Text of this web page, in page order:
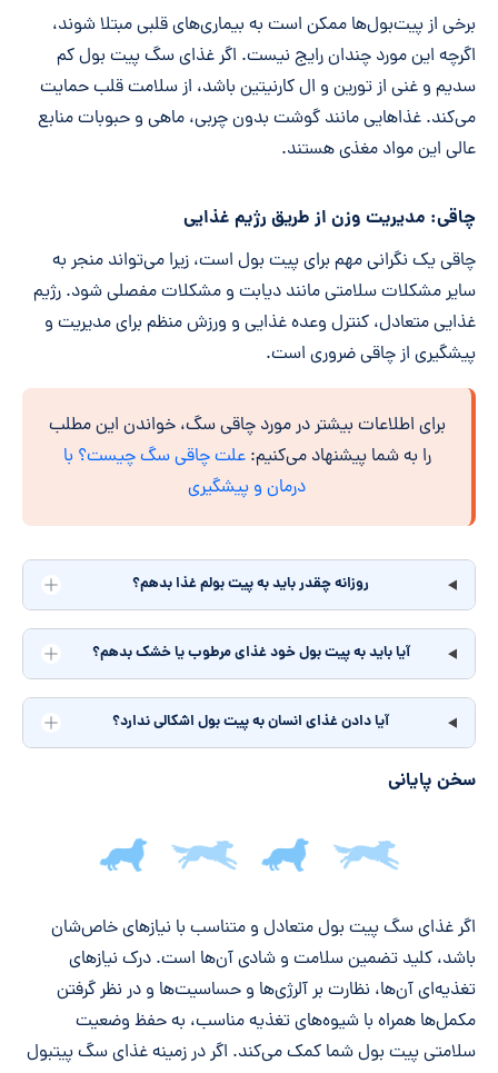
برخی از پیت‌بول‌ها ممکن است به بیماری‌های قلبی مبتلا شوند،
اگرچه این مورد چندان رایج نیست. اگر غذای سگ پیت بول کم
سدیم و غنی از تورین و ال کارنیتین باشد، از سلامت قلب حمایت
می‌کند. غذاهایی مانند گوشت بدون چربی، ماهی و حبوبات منابع
عالی این مواد مغذی هستند.
چاقی: مدیریت وزن از طریق رژیم غذایی
چاقی یک نگرانی مهم برای پیت بول است، زیرا می‌تواند منجر به
سایر مشکلات سلامتی مانند دیابت و مشکلات مفصلی شود. رژیم
غذایی متعادل، کنترل وعده غذایی و ورزش منظم برای مدیریت و
پیشگیری از چاقی ضروری است.
برای اطلاعات بیشتر در مورد چاقی سگ، خواندن این مطلب
را به شما پیشنهاد می‌کنیم:علت چاقی سگ چیست؟ با
درمان و پیشگیری
روزانه چقدر باید به پیت بولم غذا بدهم؟
آیا باید به پیت بول خود غذای مرطوب یا خشک بدهم؟
آیا دادن غذای انسان به پیت بول اشکالی ندارد؟
سخن پایانی
جمع‌بندی مقاله
اگر غذای سگ پیت بول متعادل و متناسب با نیازهای خاص‌شان
باشد، کلید تضمین سلامت و شادی آن‌ها است. درک نیازهای
تغذیه‌ای آ‌ن‌ها، نظارت بر آلرژی‌ها و حساسیت‌ها و در نظر گرفتن
مکمل‌ها همراه با شیوه‌های تغذیه مناسب، به حفظ وضعیت
سلامتی پیت بول شما کمک می‌کند. اگر در زمینه غذای سگ پیتبول